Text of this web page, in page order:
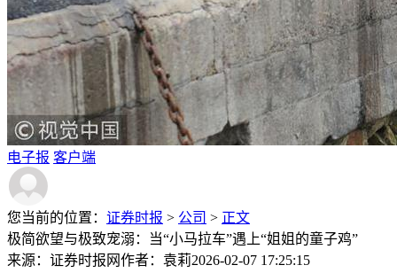
电子报 客户端
您当前的位置： 证券时报 > 公司 > 正文
极简欲望与极致宠溺：当“小马拉车”遇上“姐姐的童子鸡”
来源：证券时报网作者：袁莉2026-02-07 17:25:15